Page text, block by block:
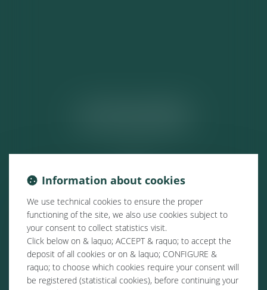
Information about cookies
We use technical cookies to ensure the proper
functioning of the site, we also use cookies subject to
your consent to collect statistics visit.
Click below on & laquo; ACCEPT & raquo; to accept the
deposit of all cookies or on & laquo; CONFIGURE &
raquo; to choose which cookies require your consent will
be registered (statistical cookies), before continuing your